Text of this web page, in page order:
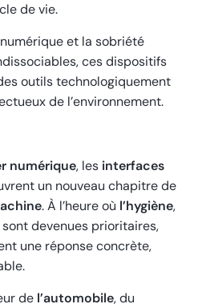
de vie.
et la sobriété
ces dispositifs
outils technologiquement
de l’environnement.
numérique, les interfaces
un nouveau chapitre de
. À l’heure où l’hygiène,
sont devenues prioritaires,
une réponse concrète,
de l’automobile, du